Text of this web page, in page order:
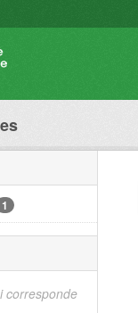
1
corresponde